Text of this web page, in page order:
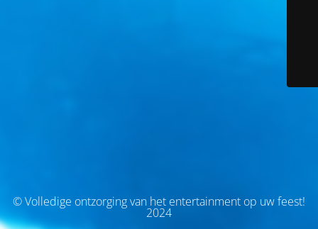
© Volledige ontzorging van het entertainment op uw feest!
2024